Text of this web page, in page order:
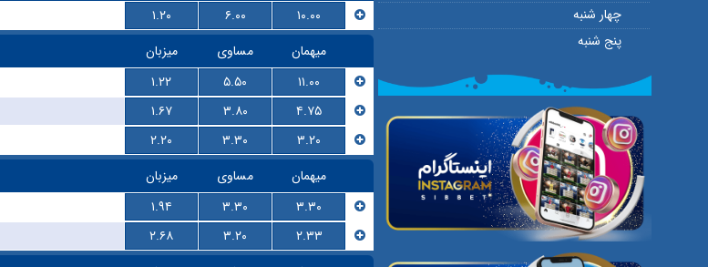
چهار شنبه
پنج شنبه
۱.۲۰ ۶.۰۰
۱۰.۰۰
میزبان مساوی
میهمان
۱.۲۲ ۵.۵۰
۱۱.۰۰
۱.۶۷ ۳.۸۰
۴.۷۵
۲.۲۰ ۳.۳۰
۳.۲۰
میزبان مساوی
میهمان
۱.۹۴ ۳.۳۰
۳.۳۰
۲.۶۸ ۳.۲۰
۲.۳۳